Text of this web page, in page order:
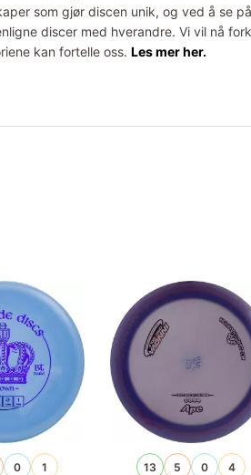
som gjør discen unik, og ved å se
discer med hverandre. Vi vil nå
kan fortelle oss.Les mer her.
0 1 13 5 0 4